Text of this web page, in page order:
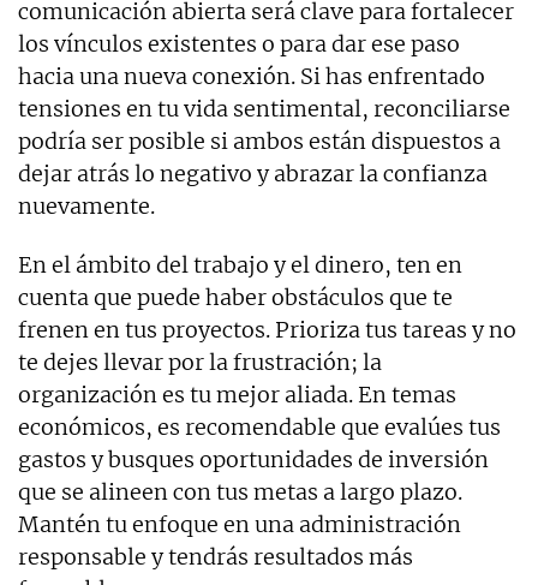
comunicación abierta será clave para fortalecer
los vínculos existentes o para dar ese paso
hacia una nueva conexión. Si has enfrentado
tensiones en tu vida sentimental, reconciliarse
podría ser posible si ambos están dispuestos a
dejar atrás lo negativo y abrazar la confianza
nuevamente.
En el ámbito del trabajo y el dinero, ten en
cuenta que puede haber obstáculos que te
frenen en tus proyectos. Prioriza tus tareas y no
te dejes llevar por la frustración; la
organización es tu mejor aliada. En temas
económicos, es recomendable que evalúes tus
gastos y busques oportunidades de inversión
que se alineen con tus metas a largo plazo.
Mantén tu enfoque en una administración
responsable y tendrás resultados más